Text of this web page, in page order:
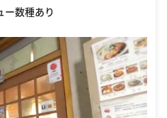
ー数種あり